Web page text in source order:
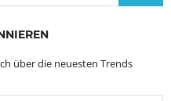
über die neuesten Trends